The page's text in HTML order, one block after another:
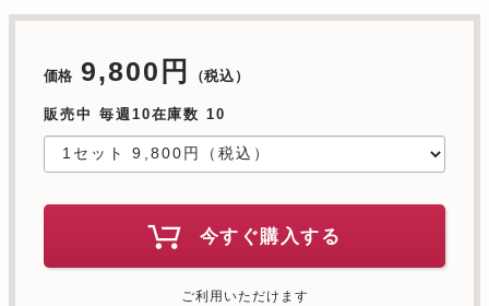
価格 9,800円 （税込）
販売中 毎週10在庫数 10
今すぐ購入する
ご利用いただけます